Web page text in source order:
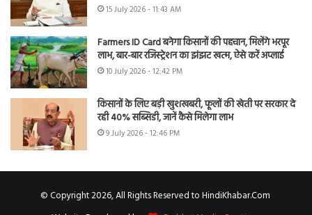
15 July 2026 - 11:43 AM
Farmers ID Card बनेगा किसानों की पहचान, मिलेंगे भरपूर
लाभ, बार-बार रजिस्ट्रेशन का झंझट खत्म, ऐसे करें अप्लाई
10 July 2026 - 12:42 PM
किसानों के लिए बड़ी खुशखबरी, फूलों की खेती पर सरकार दे
रही 40% सब्सिडी, जानें कैसे मिलेगा लाभ
9 July 2026 - 12:46 PM
© Copyright 2026, All Rights Reserved to HindiKhabar.Com